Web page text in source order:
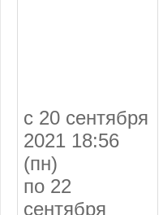
с 20 сентября
2021 18:56
(пн)
по 22
сентября